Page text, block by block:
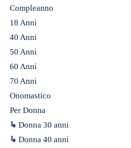
Compleanno
18 Anni
40 Anni
50 Anni
60 Anni
70 Anni
Onomastico
Per Donna
↳ Donna 30 anni
↳ Donna 40 anni